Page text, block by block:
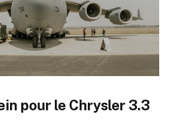
pour le Chrysler 3.3